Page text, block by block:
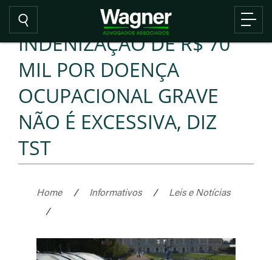
INDENIZAÇÃO DE R$ 70
MIL POR DOENÇA
OCUPACIONAL GRAVE
NÃO É EXCESSIVA, DIZ
TST
Home / Informativos /
Leis e Notícias
/